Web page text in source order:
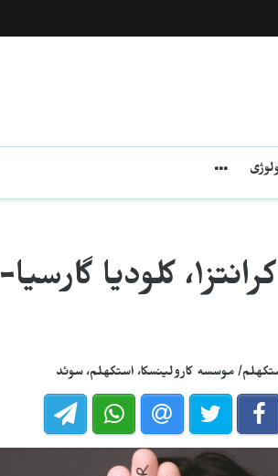
خشونت علیه زنان/گونیلا کرانتز١، کلودیا گارسیا-
موسسه کارولینسکا، استکهلم، سوئد